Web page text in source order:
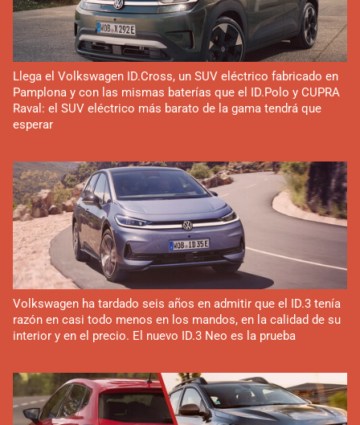
Llega el Volkswagen ID.Cross, un SUV eléctrico fabricado en
Pamplona y con las mismas baterías que el ID.Polo y CUPRA
Raval: el SUV eléctrico más barato de la gama tendrá que
esperar
Volkswagen ha tardado seis años en admitir que el ID.3 tenía
razón en casi todo menos en los mandos, en la calidad de su
interior y en el precio. El nuevo ID.3 Neo es la prueba